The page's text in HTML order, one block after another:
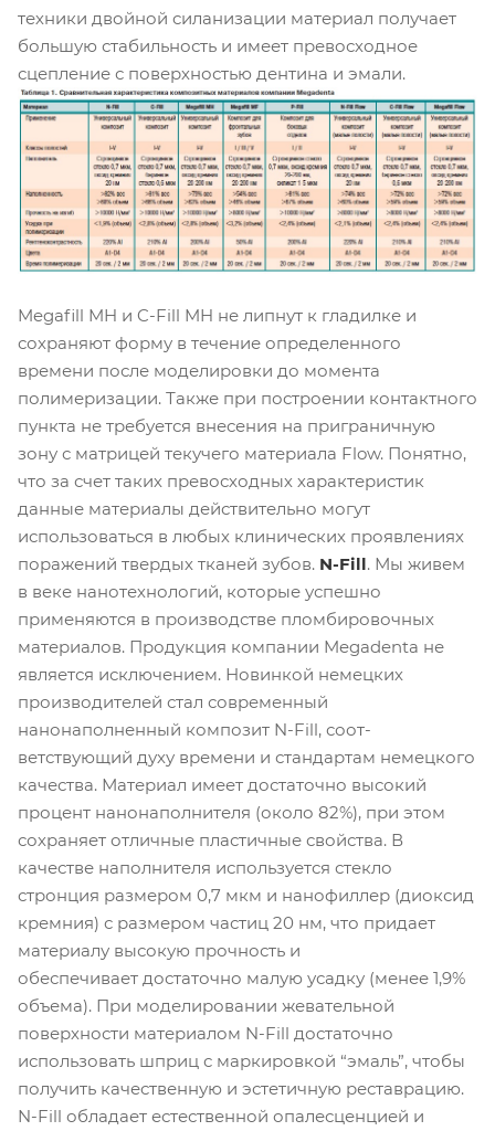
техники двойной силанизации материал получает
большую стабильность и имеет превосходное
сцепление с поверхностью дентина и эмали.
Megafill MH и C-Fill MH не липнут к гладилке и
сохраняют форму в течение определенного
времени после моделировки до момента
полимеризации. Также при построении контактного
пункта не требуется внесения на приграничную
зону с матрицей текучего материала Flow. Понятно,
что за счет таких превосходных характеристик
данные материалы действительно могут
использоваться в любых клинических проявлениях
поражений твердых тканей зубов. N-Fill. Мы живем
в веке нанотехнологий, которые успешно
применяются в производстве пломбировочных
материалов. Продукция компании Megadenta не
является исключением. Новинкой немецких
производителей стал современный
нанонаполненный композит N-Fill, соот-
ветствующий духу времени и стандартам немецкого
качества. Материал имеет достаточно высокий
процент нанонаполнителя (около 82%), при этом
сохраняет отличные пластичные свойства. В
качестве наполнителя используется стекло
стронция размером 0,7 мкм и нанофиллер (диоксид
кремния) с размером частиц 20 нм, что придает
материалу высокую прочность и
обеспечивает достаточно малую усадку (менее 1,9%
объема). При моделировании жевательной
поверхности материалом N-Fill достаточно
использовать шприц с маркировкой “эмаль”, чтобы
получить качественную и эстетичную реставрацию.
N-Fill обладает естественной опалесценцией и